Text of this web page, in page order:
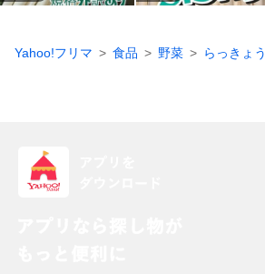
Yahoo!フリマ 食品 野菜 らっきょう